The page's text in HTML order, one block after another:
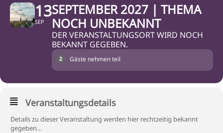
13
SEP
SEPTEMBER 2027 | THEMA
NOCH UNBEKANNT
DER VERANSTALTUNGSORT WIRD NOCH
BEKANNT GEGEBEN.
2 Gäste nehmen teil
Veranstaltungsdetails
Details zu dieser Veranstaltung werden hier rechtzeitig bekannt
gegeben…